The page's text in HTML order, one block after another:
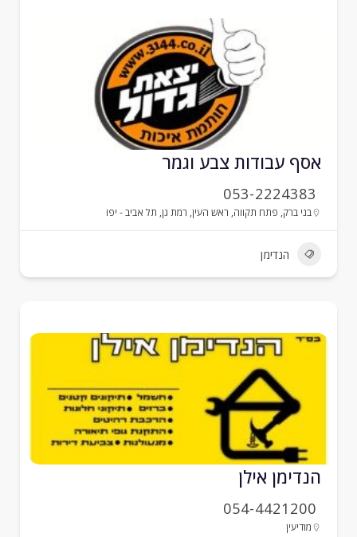
עבודות צבע וגמר
053-2224383
,פתח תקווה,ראש העין ,רמת גן,תל אביב - יפו
הנדימן
אילן
054-4421200